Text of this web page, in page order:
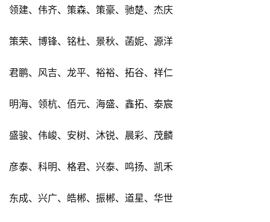
领建、伟齐、策森、策豪、驰楚、杰庆
策荣、博锋、铭杜、景秋、菡妮、源洋
君鹏、风吉、龙平、裕裕、拓谷、祥仁
明海、领杭、佰元、海盛、鑫拓、泰宸
盛骏、伟峻、安树、沐锐、晨彩、茂麟
彦泰、科明、格君、兴泰、鸣扬、凯禾
东成、兴广、皓郴、振郴、道星、华世